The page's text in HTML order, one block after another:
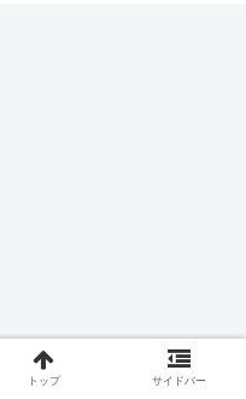
トップ サイドバー